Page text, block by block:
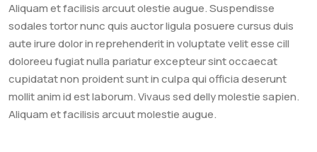
Aliquam et facilisis arcuut olestie augue. Suspendisse
sodales tortor nunc quis auctor ligula posuere cursus duis
aute irure dolor in reprehenderit in voluptate velit esse cill
doloreeu fugiat nulla pariatur excepteur sint occaecat
cupidatat non proident sunt in culpa qui officia deserunt
mollit anim id est laborum. Vivaus sed delly molestie sapien.
Aliquam et facilisis arcuut molestie augue.